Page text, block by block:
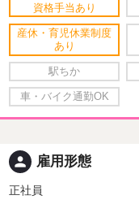
資格手当あり
産休・育児休業制度
あり
駅ちか
車・バイク通勤OK
person 雇用形態
正社員